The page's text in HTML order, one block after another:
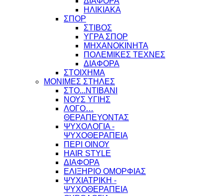
ΗΛΙΚΙΑΚΑ
ΣΠΟΡ
ΣΤΙΒΟΣ
ΥΓΡΑ ΣΠΟΡ
ΜΗΧΑΝΟΚΙΝΗΤΑ
ΠΟΛΕΜΙΚΕΣ ΤΕΧΝΕΣ
ΔΙΑΦΟΡΑ
ΣΤΟΙΧΗΜΑ
ΜΟΝΙΜΕΣ ΣΤΗΛΕΣ
ΣΤΟ...ΝΤΙΒΑΝΙ
ΝΟΥΣ ΥΓΙΗΣ
ΛΟΓΟ…
ΘΕΡΑΠΕΥΟΝΤΑΣ
ΨΥΧΟΛΟΓΙΑ -
ΨΥΧΟΘΕΡΑΠΕΙΑ
ΠΕΡΙ ΟΙΝΟΥ
HAIR STYLE
ΔΙΑΦΟΡΑ
ΕΛΙΞΗΡΙΟ ΟΜΟΡΦΙΑΣ
ΨΥΧΙΑΤΡΙΚΗ -
ΨΥΧΟΘΕΡΑΠΕΙΑ